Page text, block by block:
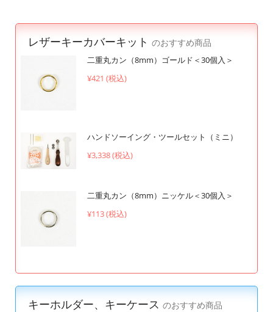
レザーキーカバーキット のおすすめ商品
二重丸カン（8mm）ゴールド＜30個入＞
¥421 (税込)
ハンドソーイング・ツールセット（ミニ）
¥3,338 (税込)
二重丸カン（8mm）ニッケル＜30個入＞
¥113 (税込)
キーホルダー、キーケース のおすすめ商品